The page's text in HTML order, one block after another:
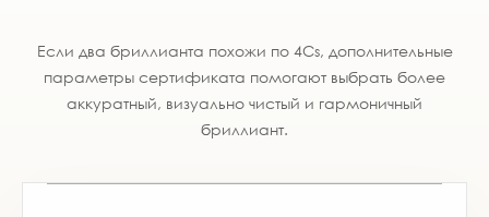
Если два бриллианта похожи по 4Cs, дополнительные
параметры сертификата помогают выбрать более
аккуратный, визуально чистый и гармоничный
бриллиант.